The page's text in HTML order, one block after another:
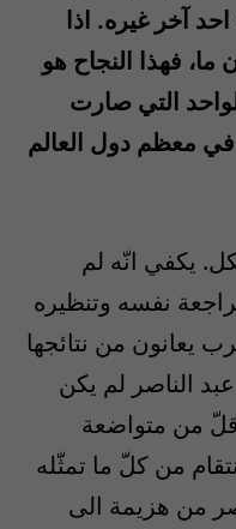
آخر غيره. اذا
فهذا النجاح هو
التي صارت
معظم دول العالم
يكفي انّه لم
نفسه وتنظيره
العرب يعانون من نتائجها
الناصر لم يكن
من متواضعة
من كلّ ما تمثّله
من هزيمة الى